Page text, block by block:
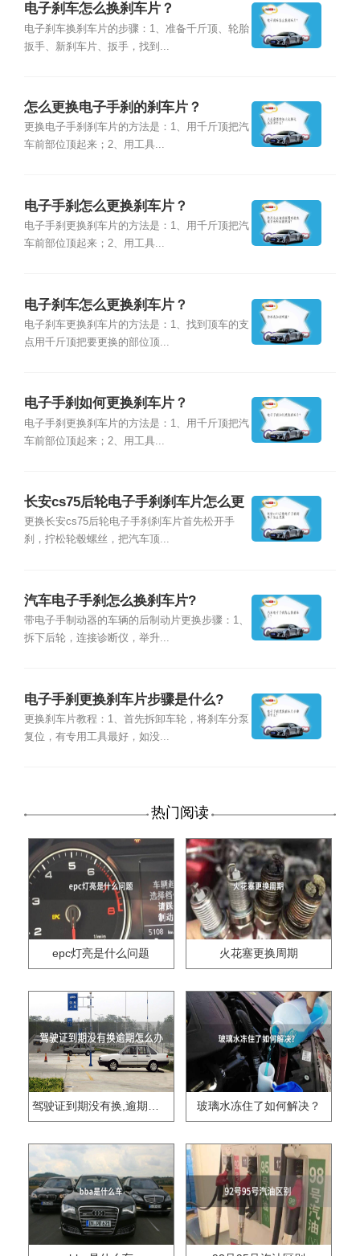
电子刹车怎么换刹车片？
电子刹车换刹车片的步骤：1、准备千斤顶、轮胎
扳手、新刹车片、扳手，找到...
怎么更换电子手刹的刹车片？
更换电子手刹刹车片的方法是：1、用千斤顶把汽
车前部位顶起来；2、用工具...
电子手刹怎么更换刹车片？
电子手刹更换刹车片的方法是：1、用千斤顶把汽
车前部位顶起来；2、用工具...
电子刹车怎么更换刹车片？
电子刹车更换刹车片的方法是：1、找到顶车的支
点用千斤顶把要更换的部位顶...
电子手刹如何更换刹车片？
电子手刹更换刹车片的方法是：1、用千斤顶把汽
车前部位顶起来；2、用工具...
长安cs75后轮电子手刹刹车片怎么更
换
更换长安cs75后轮电子手刹刹车片首先松开手
刹，拧松轮毂螺丝，把汽车顶...
汽车电子手刹怎么换刹车片?
带电子手制动器的车辆的后制动片更换步骤：1、
拆下后轮，连接诊断仪，举升...
电子手刹更换刹车片步骤是什么?
更换刹车片教程：1、首先拆卸车轮，将刹车分泵
复位，有专用工具最好，如没...
热门阅读
epc灯亮是什么问题 火花塞更换周期
驾驶证到期没有换,逾期怎么办?? 玻璃水冻住了如何解决？